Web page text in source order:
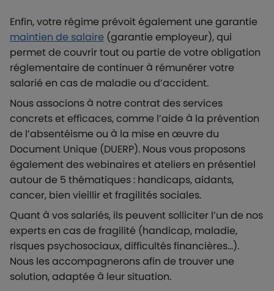
Enfin, votre régime prévoit également une garantie
maintien de salaire (garantie employeur), qui
permet de couvrir tout ou partie de votre obligation
réglementaire de continuer à rémunérer votre
salarié en cas de maladie ou d’accident.
Nous associons à notre contrat des services
concrets et efficaces, comme l’aide à la prévention
de l’absentéisme ou à la mise en œuvre du
Document Unique (DUERP). Nous vous proposons
également des webinaires et ateliers en présentiel
autour de 5 thématiques : handicaps, aidants,
cancer, bien vieillir et fragilités sociales.
Quant à vos salariés, ils peuvent solliciter l’un de nos
experts en cas de fragilité (handicap, maladie,
risques psychosociaux, difficultés financières…).
Nous les accompagnerons afin de trouver une
solution, adaptée à leur situation.